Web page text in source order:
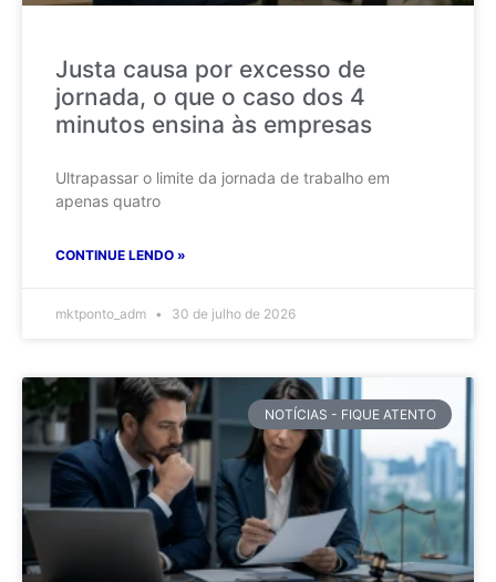
Justa causa por excesso de
jornada, o que o caso dos 4
minutos ensina às empresas
Ultrapassar o limite da jornada de trabalho em
apenas quatro
CONTINUE LENDO »
mktponto_adm 30 de julho de 2026
NOTÍCIAS - FIQUE ATENTO